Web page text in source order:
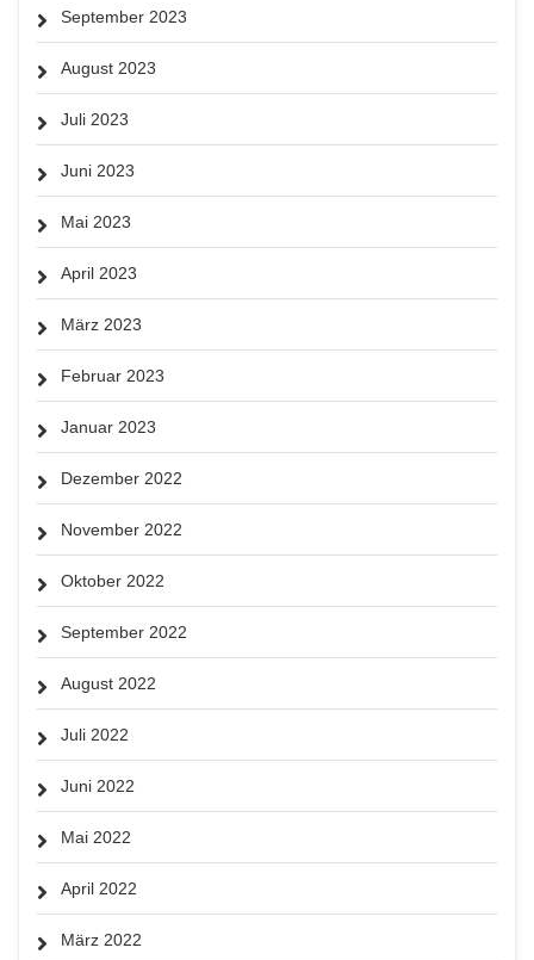
September 2023
August 2023
Juli 2023
Juni 2023
Mai 2023
April 2023
März 2023
Februar 2023
Januar 2023
Dezember 2022
November 2022
Oktober 2022
September 2022
August 2022
Juli 2022
Juni 2022
Mai 2022
April 2022
März 2022